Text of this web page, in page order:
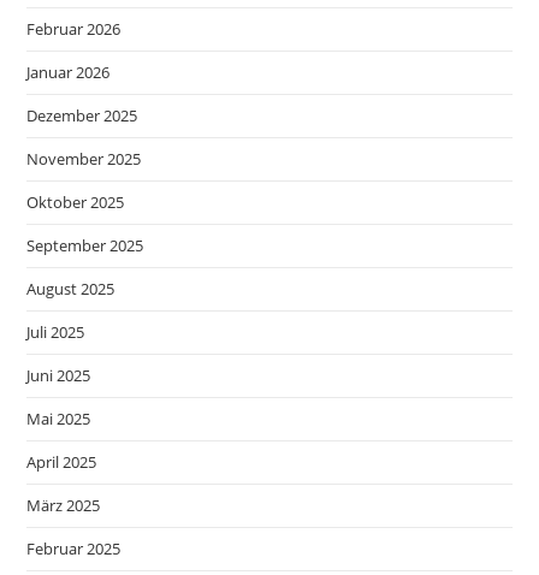
Februar 2026
Januar 2026
Dezember 2025
November 2025
Oktober 2025
September 2025
August 2025
Juli 2025
Juni 2025
Mai 2025
April 2025
März 2025
Februar 2025